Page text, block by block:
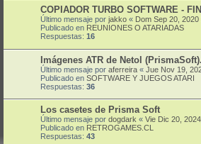
COPIADOR TURBO SOFTWARE -
Último mensaje por jakko « Dom Sep 20, 2020
Publicado en REUNIONES O ATARIADAS
Respuestas: 16
Imágenes ATR de Netol (PrismaSoft).
Último mensaje por aferreira « Jue Nov 19,
Publicado en SOFTWARE Y JUEGOS ATARI
Respuestas: 36
Los casetes de Prisma Soft
Último mensaje por dogdark « Vie Dic 20,
Publicado en RETROGAMES.CL
Respuestas: 43